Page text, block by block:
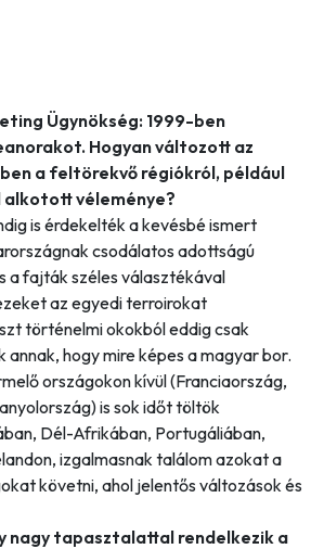
Ügynökség: 1999-ben
Hogyan változott az
a feltörekvő régiókról, például
véleménye?
is érdekelték a kevésbé ismert
csodálatos adottságú
a fajták széles választékával
az egyedi terroirokat
történelmi okokból eddig csak
hogy mire képes a magyar bor.
országokon kívül (Franciaország,
is sok időt töltök
Dél-Afrikában, Portugáliában,
izgalmasnak találom azokat a
követni, ahol jelentős változások és
nagy tapasztalattal rendelkezik a